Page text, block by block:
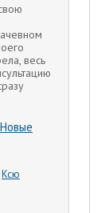
весь
Ксю